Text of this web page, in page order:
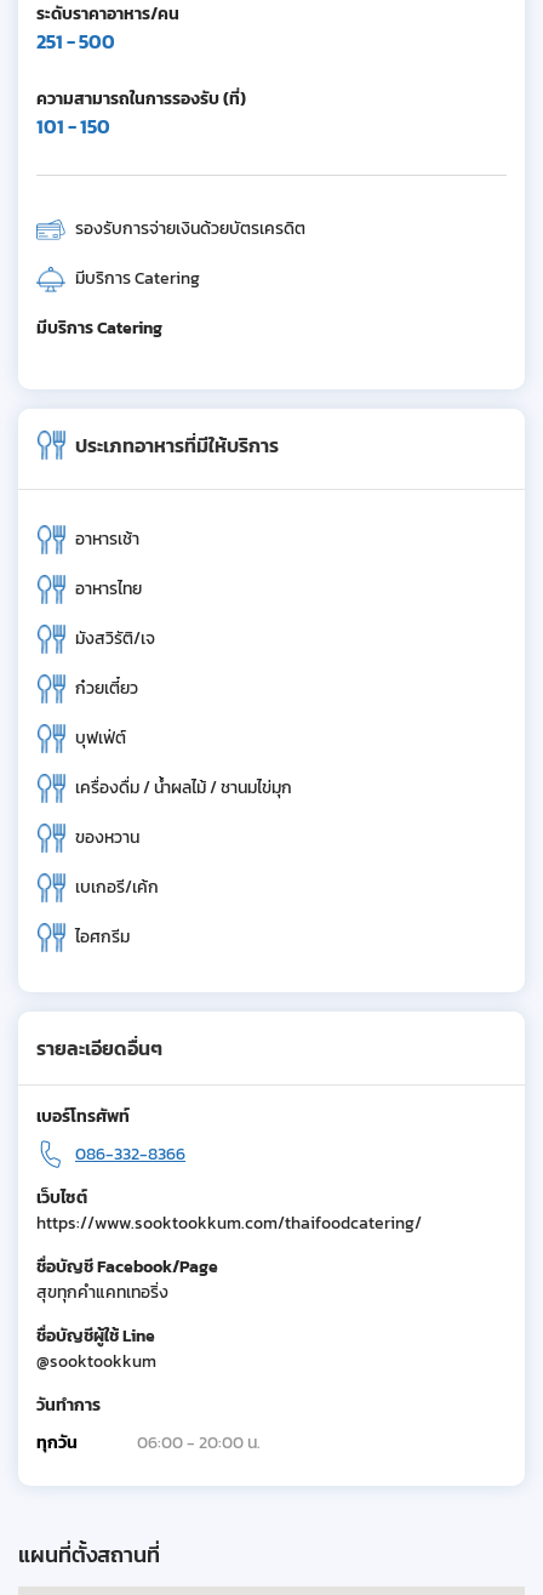
ระดับราคาอาหาร/คน
251 - 500
ความสามารถในการรองรับ (ที่)
101 - 150
รองรับการจ่ายเงินด้วยบัตรเครดิต
มีบริการ Catering
มีบริการ Catering
ประเภทอาหารที่มีให้บริการ
อาหารเช้า
อาหารไทย
มังสวิรัติ/เจ
ก๋วยเตี๋ยว
บุฟเฟ่ต์
เครื่องดื่ม / น้ำผลไม้ / ชานมไข่มุก
ของหวาน
เบเกอรี/เค้ก
ไอศกรีม
รายละเอียดอื่นๆ
เบอร์โทรศัพท์
086-332-8366
เว็บไซต์
https://www.sooktookkum.com/thaifoodcatering/
ชื่อบัญชี Facebook/Page
สุขทุกคำแคทเทอริ่ง
ชื่อบัญชีผู้ใช้ Line
@sooktookkum
วันทำการ
ทุกวัน
06:00 - 20:00 น.
แผนที่ตั้งสถานที่